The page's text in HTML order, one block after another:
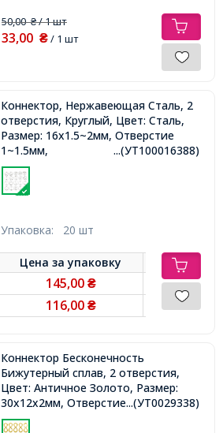
50,00₴/ 1 шт
33,00 ₴/ 1 шт
Коннектор, Нержавеющая Сталь, 2
отверстия, Круглый, Цвет: Сталь,
Размер: 16x1.5~2мм, Отверстие
1~1.5мм,
...(УТ100016388)
Упаковка: 20 шт
Цена заупаковку
145,00 ₴
116,00 ₴
Коннектор Бесконечность
Бижутерный сплав, 2 отверстия,
Цвет: Античное Золото, Размер:
30х12х2мм, Отверстие 12~8мм,
...(УТ0029338)